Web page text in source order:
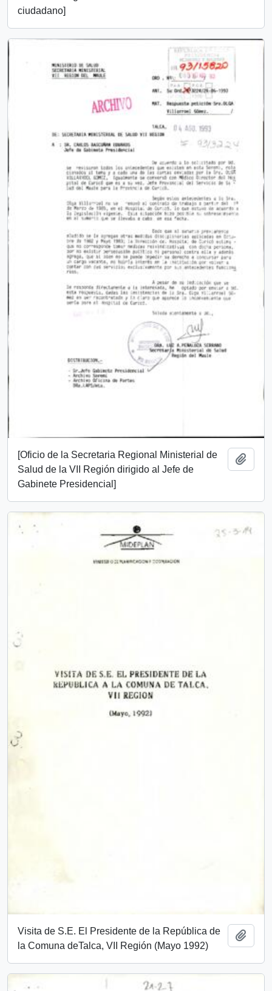
ciudadano]
[Oficio de la Secretaria Regional Ministerial de
Salud de la VII Región dirigido al Jefe de
Gabinete Presidencial]
Visita de S.E. El Presidente de la República de
la Comuna deTalca, VII Región (Mayo 1992)